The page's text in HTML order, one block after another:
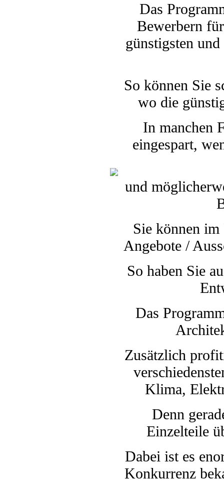
Das
Bewerbern
günstigsten
So können Sie
wo die
In manchen
eingespart,
und
Sie können
Angebote /
So haben Sie
Das
Zusätzlich
Klima,
Denn
Einzelteile
Dabei ist es
Konkurrenz